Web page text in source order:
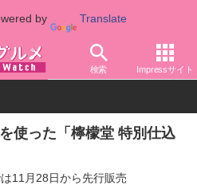
by Translate
検索 Impressサイト
・アルコール コカ・コーラ
使った「檸檬堂 特別仕込
11月28日から先行販売